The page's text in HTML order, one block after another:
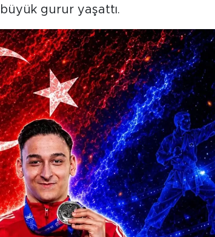
gurur yaşattı.